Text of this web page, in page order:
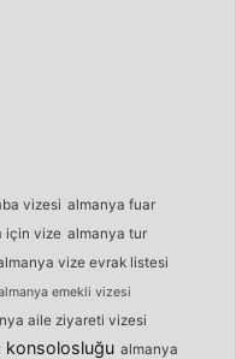
vizesi almanya fuar
için vize almanya tur
vize evrak listesi
emekli vizesi
aile ziyareti vizesi
konsolosluğu almanya